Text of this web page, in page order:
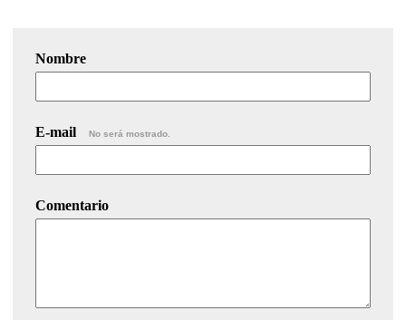
Nombre
E-mail No será mostrado.
Comentario